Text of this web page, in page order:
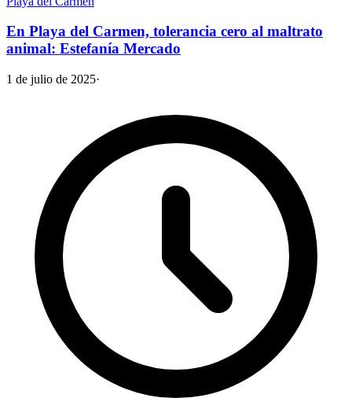
En Playa del Carmen, tolerancia cero al maltrato
animal: Estefanía Mercado
1 de julio de 2025·